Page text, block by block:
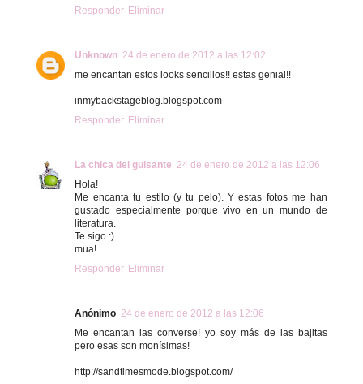
Responder Eliminar
Unknown 24 de enero de 2012 a las 12:02
me encantan estos looks sencillos!! estas genial!!
inmybackstageblog.blogspot.com
Responder Eliminar
La chica del guisante 24 de enero de 2012 a las 12:06
Hola!
Me encanta tu estilo (y tu pelo). Y estas fotos me han
gustado especialmente porque vivo en un mundo de
literatura.
Te sigo :)
mua!
Responder Eliminar
Anónimo 24 de enero de 2012 a las 12:06
Me encantan las converse! yo soy más de las bajitas
pero esas son monísimas!
http://sandtimesmode.blogspot.com/